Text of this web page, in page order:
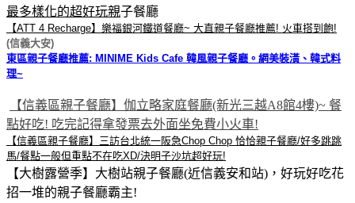
最多樣化的超好玩親子餐廳
【ATT 4 Recharge】樂福銀河鐵道餐廳~ 大直親子餐廳推薦! 火車搭到飽!
(信義大安)
東區親子餐廳推薦: MINIME Kids Cafe 韓風親子餐廳。網美裝潢、韓式料
理~
【信義區親子餐廳】伽立略家庭餐廳(新光三越A8館4樓)~ 餐
點好吃! 吃完記得拿發票去外面坐免費小火車!
【信義區親子餐廳】三訪台北統一阪急Chop Chop 恰恰親子餐廳/好多跳跳
馬/餐點一般但重點不在吃XD/決明子沙坑超好玩!
【大樹露營季】大樹站親子餐廳(近信義安和站)，好玩好吃花
招一堆的親子餐廳霸主!